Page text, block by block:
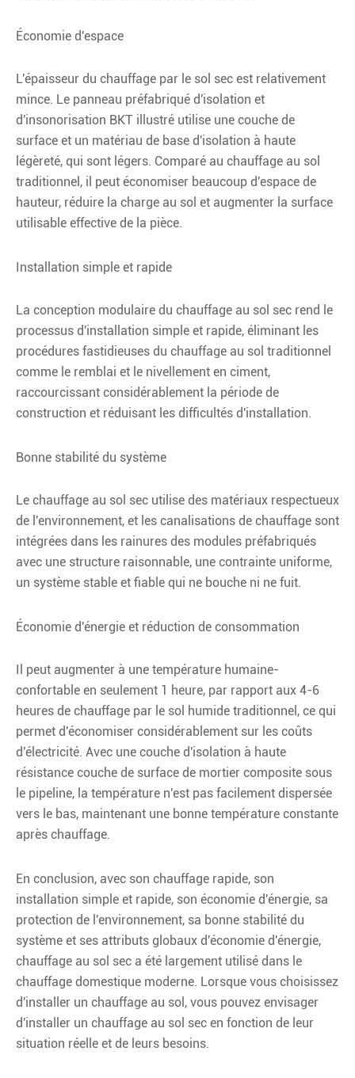
Économie d'espace
L'épaisseur du chauffage par le sol sec est relativement
mince. Le panneau préfabriqué d'isolation et
d'insonorisation BKT illustré utilise une couche de
surface et un matériau de base d'isolation à haute
légèreté, qui sont légers. Comparé au chauffage au sol
traditionnel, il peut économiser beaucoup d'espace de
hauteur, réduire la charge au sol et augmenter la surface
utilisable effective de la pièce.
Installation simple et rapide
La conception modulaire du chauffage au sol sec rend le
processus d'installation simple et rapide, éliminant les
procédures fastidieuses du chauffage au sol traditionnel
comme le remblai et le nivellement en ciment,
raccourcissant considérablement la période de
construction et réduisant les difficultés d'installation.
Bonne stabilité du système
Le chauffage au sol sec utilise des matériaux respectueux
de l'environnement, et les canalisations de chauffage sont
intégrées dans les rainures des modules préfabriqués
avec une structure raisonnable, une contrainte uniforme,
un système stable et fiable qui ne bouche ni ne fuit.
Économie d'énergie et réduction de consommation
Il peut augmenter à une température humaine-
confortable en seulement 1 heure, par rapport aux 4-6
heures de chauffage par le sol humide traditionnel, ce qui
permet d'économiser considérablement sur les coûts
d'électricité. Avec une couche d'isolation à haute
résistance couche de surface de mortier composite sous
le pipeline, la température n'est pas facilement dispersée
vers le bas, maintenant une bonne température constante
après chauffage.
En conclusion, avec son chauffage rapide, son
installation simple et rapide, son économie d'énergie, sa
protection de l'environnement, sa bonne stabilité du
système et ses attributs globaux d'économie d'énergie,
chauffage au sol sec a été largement utilisé dans le
chauffage domestique moderne. Lorsque vous choisissez
d'installer un chauffage au sol, vous pouvez envisager
d'installer un chauffage au sol sec en fonction de leur
situation réelle et de leurs besoins.